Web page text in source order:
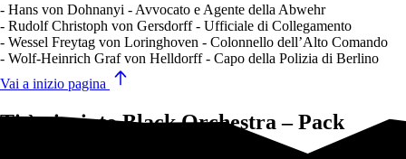
- Hans von Dohnanyi - Avvocato e Agente della Abwehr
- Rudolf Christoph von Gersdorff - Ufficiale di Collegamento
- Wessel Freytag von Loringhoven - Colonnello dell’Alto Comando
- Wolf-Heinrich Graf von Helldorff - Capo della Polizia di Berlino
Vai a inizio pagina
Ti è piaciuto Black Orchestra – Pack
Cospiratori #2?Prova questi!